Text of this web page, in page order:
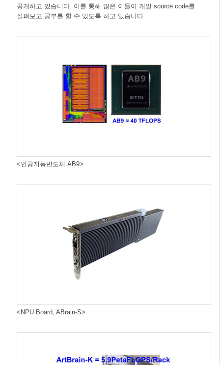
공개하고 있습니다. 이를 통해 많은 이들이 개발 source code를
살펴보고 공부를 할 수 있도록 하고 있습니다.
<인공지능반도체 AB9>
<NPU Board, ABrain-S>